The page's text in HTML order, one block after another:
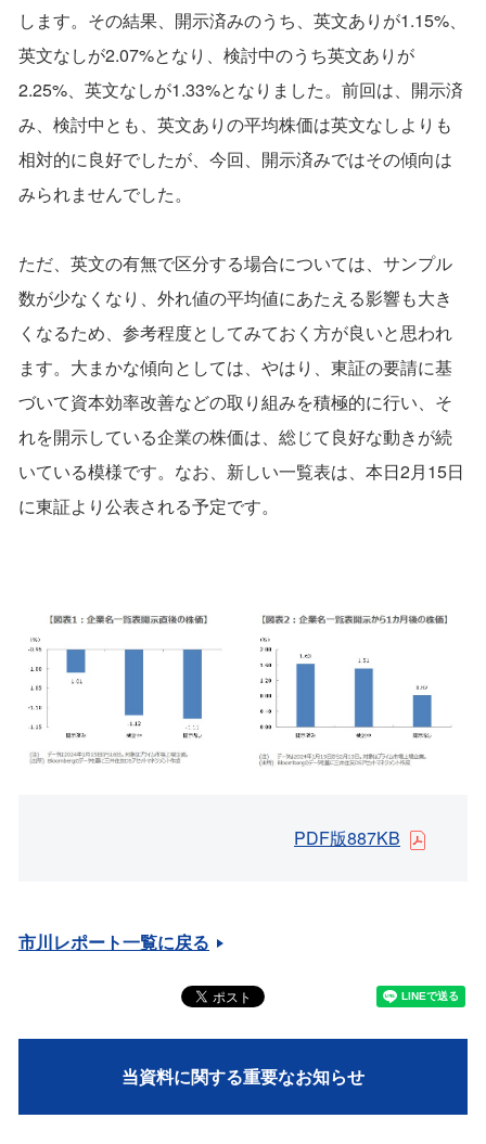
します。その結果、開示済みのうち、英文ありが1.15%、
英文なしが2.07%となり、検討中のうち英文ありが
2.25%、英文なしが1.33%となりました。前回は、開示済
み、検討中とも、英文ありの平均株価は英文なしよりも
相対的に良好でしたが、今回、開示済みではその傾向は
みられませんでした。
ただ、英文の有無で区分する場合については、サンプル
数が少なくなり、外れ値の平均値にあたえる影響も大き
くなるため、参考程度としてみておく方が良いと思われ
ます。大まかな傾向としては、やはり、東証の要請に基
づいて資本効率改善などの取り組みを積極的に行い、そ
れを開示している企業の株価は、総じて良好な動きが続
いている模様です。なお、新しい一覧表は、本日2月15日
に東証より公表される予定です。
PDF版887KB
市川レポート一覧に戻る
当資料に関する重要なお知らせ